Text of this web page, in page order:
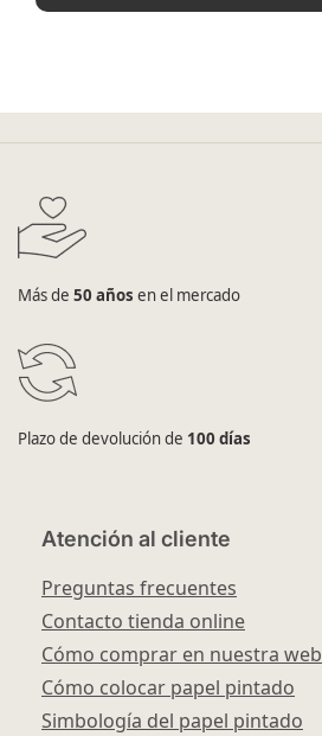
Más de 50 años en el mercado
Plazo de devolución de 100 días
Atención al cliente
Preguntas frecuentes
Contacto tienda online
Cómo comprar en nuestra web
Cómo colocar papel pintado
Simbología del papel pintado